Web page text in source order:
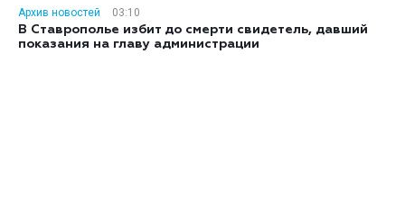
Архив новостей
03:10
В Ставрополье избит до смерти свидетель, давший
показания на главу администрации